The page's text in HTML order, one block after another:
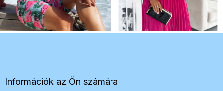
Információk az Ön számára